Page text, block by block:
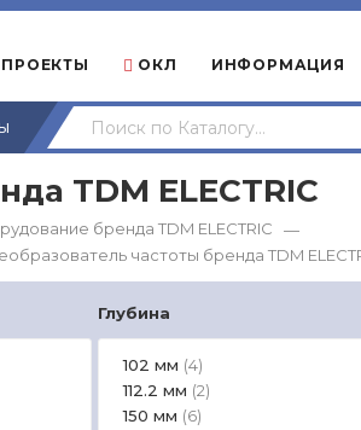
ПРОЕКТЫ ОКЛ ИНФОРМАЦИЯ
TDM ЕLECTRIC
бренда TDM ЕLECTRIC
—
частоты бренда TDM
Глубина
102 мм (4)
112.2 мм (2)
150 мм (6)